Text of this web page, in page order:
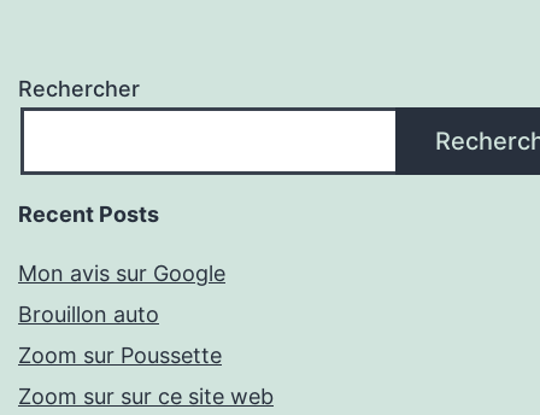
Rechercher
Recent Posts
Mon avis sur Google
Brouillon auto
Zoom sur Poussette
Zoom sur sur ce site web